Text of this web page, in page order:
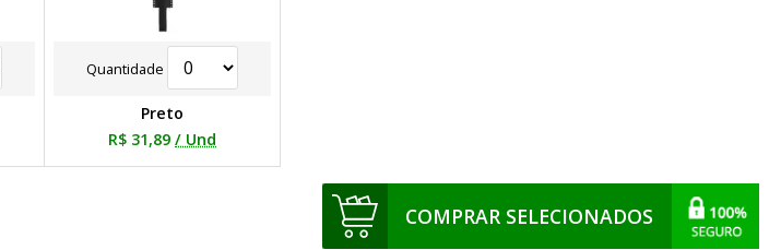
Quantidade
Preto
R$ 31,89 / Und
COMPRAR SELECIONADOS